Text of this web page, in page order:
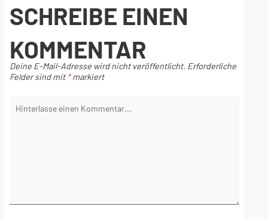
SCHREIBE EINEN
KOMMENTAR
Deine E-Mail-Adresse wird nicht veröffentlicht. Erforderliche
Felder sind mit *markiert